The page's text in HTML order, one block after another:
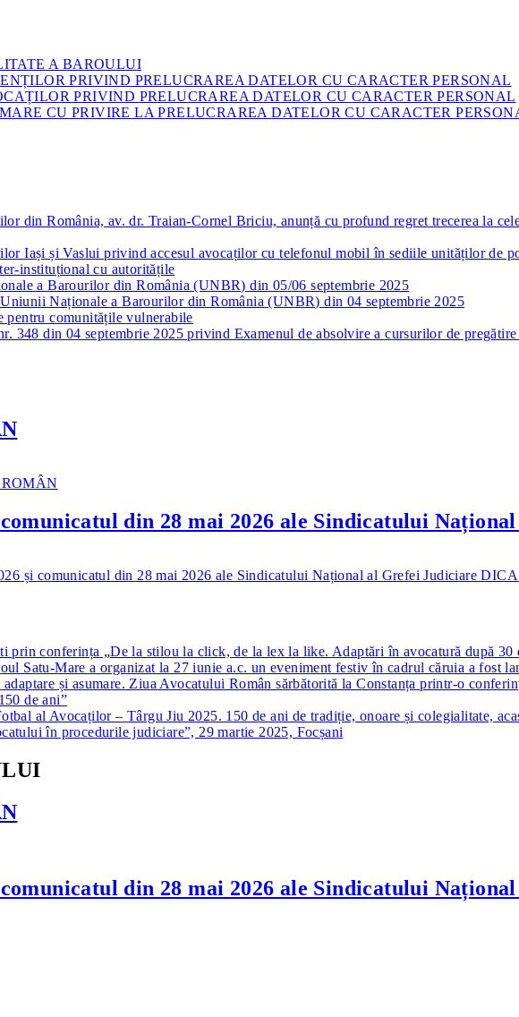
A BAROULUI
PRIVIND PRELUCRAREA DATELOR CU CARACTER PERSONAL
PRIVIND PRELUCRAREA DATELOR CU CARACTER PERSONAL
CU PRIVIRE LA PRELUCRAREA DATELOR CU CARACTER
din România, av. dr. Traian-Cornel Briciu, anunță cu profund regret trecerea la
Iași și Vaslui privind accesul avocaților cu telefonul mobil în sediile unităților de
instituțional cu autoritățile
a Barourilor din România (UNBR) din 05/06 septembrie 2025
Naționale a Barourilor din România (UNBR) din 04 septembrie 2025
comunitățile vulnerabile
348 din 04 septembrie 2025 privind Examenul de absolvire a cursurilor de
din 28 mai 2026 ale Sindicatului
și comunicatul din 28 mai 2026 ale Sindicatului Național al Grefei Judiciare
prin conferința „De la stilou la click, de la lex la like. Adaptări în avocatură după 30
Satu-Mare a organizat la 27 iunie a.c. un eveniment festiv în cadrul căruia a fost
și asumare. Ziua Avocatului Român sărbătorită la Constanța printr-o
de ani”
al Avocaților – Târgu Jiu 2025. 150 de ani de tradiție, onoare și colegialitate,
în procedurile judiciare”, 29 martie 2025, Focșani
din 28 mai 2026 ale Sindicatului